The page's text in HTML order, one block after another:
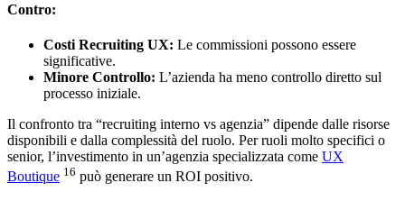
Contro:
Costi Recruiting UX: Le commissioni possono essere
significative.
Minore Controllo: L’azienda ha meno controllo diretto sul
processo iniziale.
Il confronto tra “recruiting interno vs agenzia” dipende dalle risorse
disponibili e dalla complessità del ruolo. Per ruoli molto specifici o
senior, l’investimento in un’agenzia specializzata come UX
Boutique 16 può generare un ROI positivo.